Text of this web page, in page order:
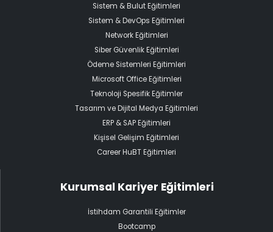
Sistem & Bulut Eğitimleri
Sistem & DevOps Eğitimleri
Network Eğitimleri
Siber Güvenlik Eğitimleri
Ödeme Sistemleri Eğitimleri
Microsoft Office Eğitimleri
Teknoloji Spesifik Eğitimler
Tasarım ve Dijital Medya Eğitimleri
ERP & SAP Eğitimleri
Kişisel Gelişim Eğitimleri
Career HuBT Eğitimleri
Kurumsal Kariyer Eğitimleri
İstihdam Garantili Eğitimler
Bootcamp